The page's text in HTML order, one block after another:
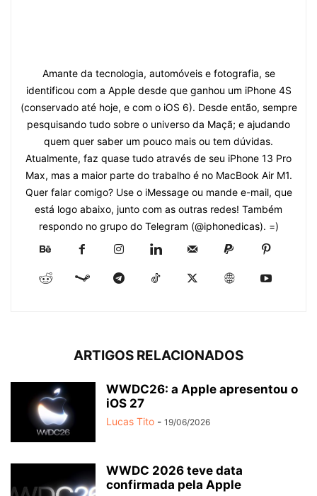
Amante da tecnologia, automóveis e fotografia, se
identificou com a Apple desde que ganhou um iPhone 4S
(conservado até hoje, e com o iOS 6). Desde então, sempre
pesquisando tudo sobre o universo da Maçã; e ajudando
quem quer saber um pouco mais ou tem dúvidas.
Atualmente, faz quase tudo através de seu iPhone 13 Pro
Max, mas a maior parte do trabalho é no MacBook Air M1.
Quer falar comigo? Use o iMessage ou mande e-mail, que
está logo abaixo, junto com as outras redes! Também
respondo no grupo do Telegram (@iphonedicas). =)
ARTIGOS RELACIONADOS
WWDC26: a Apple apresentou o
iOS 27
Lucas Tito - 19/06/2026
WWDC 2026 teve data
confirmada pela Apple